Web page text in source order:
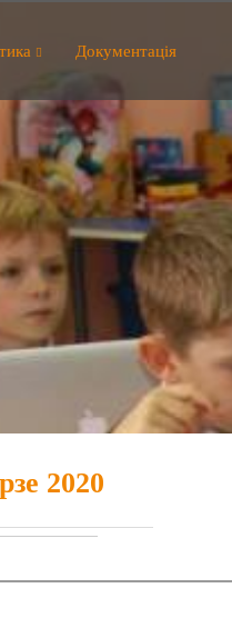
Документація
2020